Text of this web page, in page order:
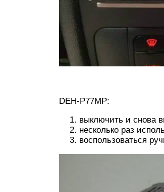
DEH-P77MP:
выключить и снова
несколько раз
воспользоваться